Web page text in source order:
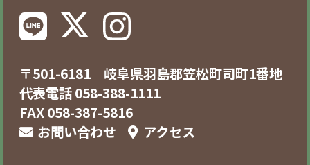
〒501-6181 岐阜県羽島郡笠松町司町1番地
代表電話 058-388-1111
FAX 058-387-5816
お問い合わせ
アクセス